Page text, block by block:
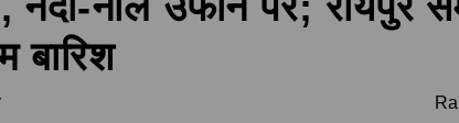
बारिश